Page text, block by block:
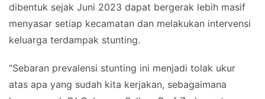
dibentuk sejak Juni 2023 dapat bergerak lebih masif
menyasar setiap kecamatan dan melakukan intervensi
keluarga terdampak stunting.
“Sebaran prevalensi stunting ini menjadi tolak ukur
atas apa yang sudah kita kerjakan, sebagaimana